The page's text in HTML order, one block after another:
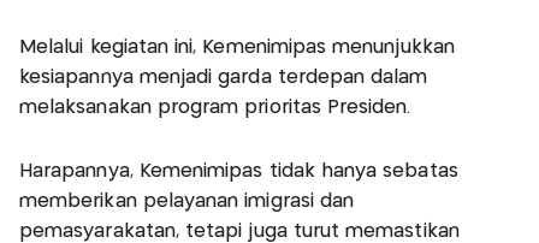
Melalui kegiatan ini, Kemenimipas menunjukkan
kesiapannya menjadi garda terdepan dalam
melaksanakan program prioritas Presiden.
Harapannya, Kemenimipas tidak hanya sebatas
memberikan pelayanan imigrasi dan
pemasyarakatan, tetapi juga turut memastikan